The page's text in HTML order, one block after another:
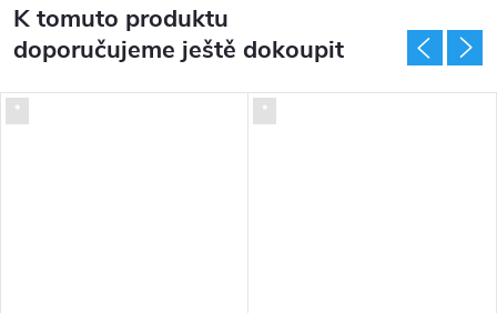
K tomuto produktu
doporučujeme ještě dokoupit
* *